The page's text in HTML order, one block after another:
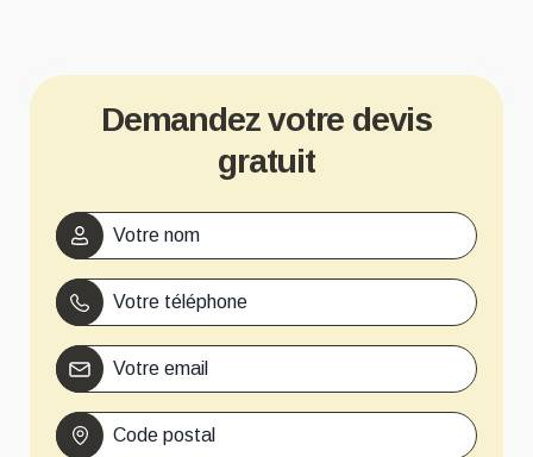
Demandez votre devis
gratuit